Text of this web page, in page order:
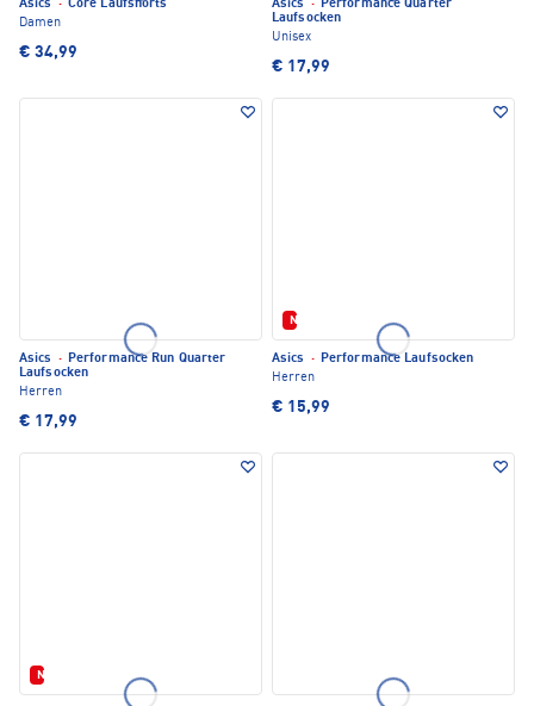
Asics · Core Laufshorts
Damen
€ 34,99
Asics · Performance Quarter
Laufsocken
Unisex
€ 17,99
Asics · Performance Run Quarter
Laufsocken
Herren
€ 17,99
Neu
Asics · Performance Laufsocken
Herren
€ 15,99
Neu